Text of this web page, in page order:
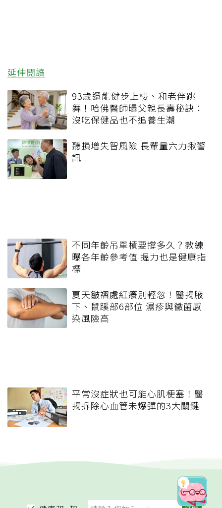
延伸閱讀
93歲還能健步上樓、和老伴跳
舞！哈佛醫師曝父親長壽秘訣：
沒吃保健品也不追養生潮
聽損增失智風險 長輩量六力揪警
訊
不同年齡吊單槓要撐多久？教練
曝各年齡參考值 握力也是健康指
標
夏天皺褶處紅癢別輕忽！醫揭腋
下、鼠蹊部6部位 濕疹與黴菌感
染風險高
平常沒症狀也可能心肌梗塞！醫
揭拆除心血管未爆彈的3大關鍵